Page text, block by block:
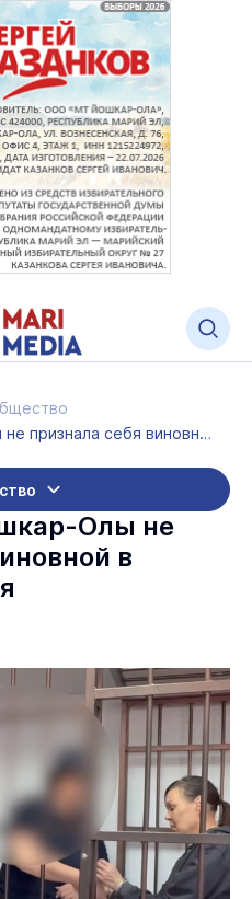
Жительница Йошкар-Олы не признала себя виновной в смерти сожителя
Олы не
в